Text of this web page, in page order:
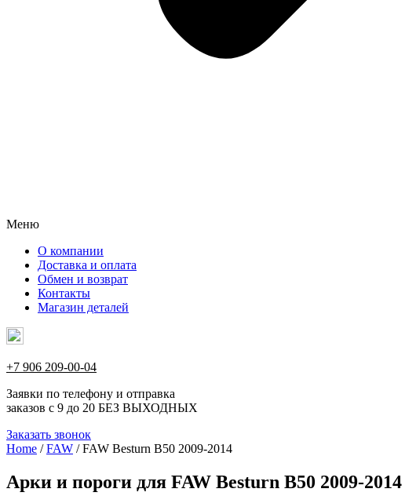
Меню
О компании
Доставка и оплата
Обмен и возврат
Контакты
Магазин деталей
+7 906 209-00-04
Заявки по телефону и отправка
заказов с 9 до 20 БЕЗ ВЫХОДНЫХ
Заказать звонок
Home /FAW / FAW Besturn B50 2009-2014
Арки и пороги для FAW Besturn B50 2009-2014